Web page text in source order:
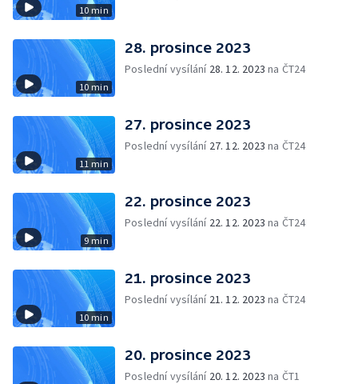
10 min
10 min
28. prosince 2023
Poslední vysílání 28. 12. 2023 na ČT24
11 min
27. prosince 2023
Poslední vysílání 27. 12. 2023 na ČT24
9 min
22. prosince 2023
Poslední vysílání 22. 12. 2023 na ČT24
10 min
21. prosince 2023
Poslední vysílání 21. 12. 2023 na ČT24
20. prosince 2023
Poslední vysílání 20. 12. 2023 na ČT1